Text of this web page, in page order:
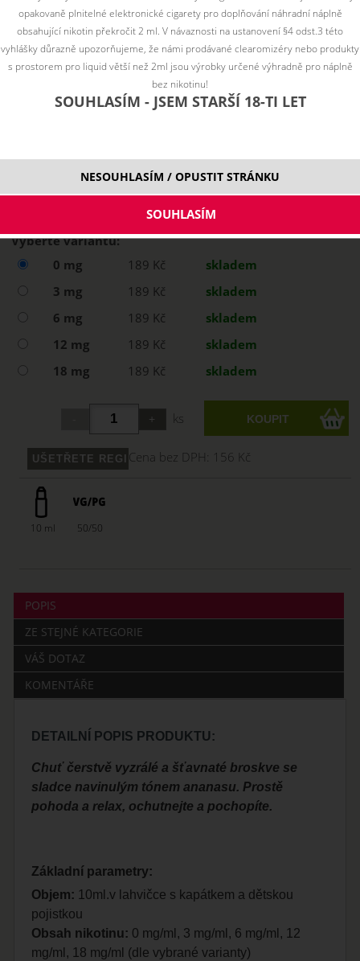
Vyberte variantu:
0 mg
189 Kč
skladem
3 mg
189 Kč
skladem
6 mg
189 Kč
skladem
12 mg
189 Kč
skladem
18 mg
189 Kč skladem
ks
Cena bez DPH: 156 Kč
10 ml 50/50
POPIS
ZE STEJNÉ KATEGORIE
VÁŠ DOTAZ
KOMENTÁŘE
DETAILNÍ POPIS PRODUKTU:
Chuť čerstvě vyzrálé a šťavnaté broskve se
sladce navinulým tónem ananasu. Prostě
pohoda a relax, ochutnejte a pochopíte.
Základní parametry:
Objem: 10ml.v lahvičce s kapátkem a dětskou
pojistkou
Obsah nikotinu: 0 mg/ml, 3 mg/ml, 6 mg/ml, 12
mg/ml, 18 mg/ml (dle vybrané varianty)
opakovaně plnitelné elektronické cigarety pro doplňování náhradní náplně
obsahující nikotin překročit 2 ml. V návaznosti na ustanovení §4 odst.3 této
vyhlášky důrazně upozorňujeme, že námi prodávané clearomizéry nebo produkty
s prostorem pro liquid větší než 2ml jsou výrobky určené výhradně pro náplně
bez nikotinu!
SOUHLASÍM - JSEM STARŠÍ 18-TI LET
NESOUHLASÍM / OPUSTIT STRÁNKU